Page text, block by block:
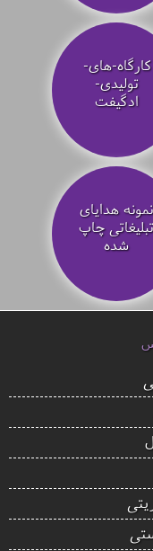
کارگاه-های-
تولیدی-
ادگیفت
نمونه هدایای
تبلیغاتی چاپ
شده